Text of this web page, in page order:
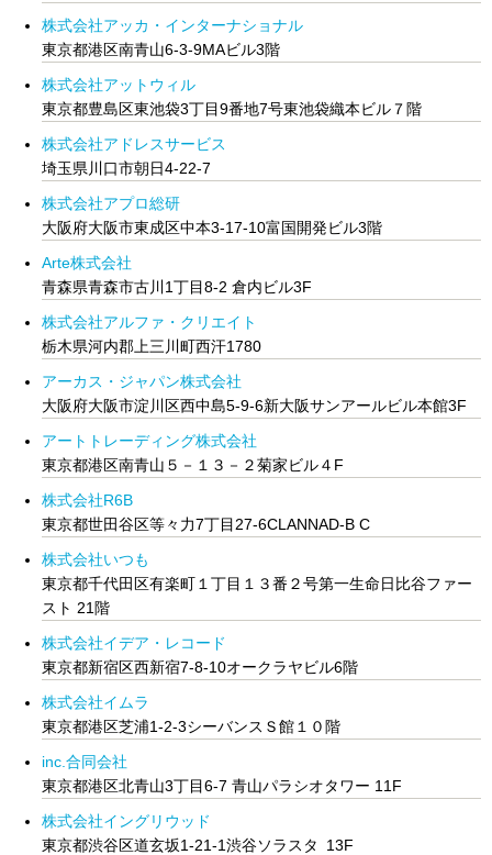
株式会社アッカ・インターナショナル
東京都港区南青山6‐3‐9MAビル3階
株式会社アットウィル
東京都豊島区東池袋3丁目9番地7号東池袋織本ビル７階
株式会社アドレスサービス
埼玉県川口市朝日4-22-7
株式会社アプロ総研
大阪府大阪市東成区中本3-17-10富国開発ビル3階
Arte株式会社
青森県青森市古川1丁目8-2 倉内ビル3F
株式会社アルファ・クリエイト
栃木県河内郡上三川町西汗1780
アーカス・ジャパン株式会社
大阪府大阪市淀川区西中島5-9-6新大阪サンアールビル本館3F
アートトレーディング株式会社
東京都港区南青山５－１３－２菊家ビル４F
株式会社R6B
東京都世田谷区等々力7丁目27-6CLANNAD-B C
株式会社いつも
東京都千代田区有楽町１丁目１３番２号第一生命日比谷ファー
スト 21階
株式会社イデア・レコード
東京都新宿区西新宿7-8-10オークラヤビル6階
株式会社イムラ
東京都港区芝浦1-2-3シーバンスＳ館１０階
inc.合同会社
東京都港区北青山3丁⽬6-7 ⻘⼭パラシオタワー 11F
株式会社イングリウッド
東京都渋谷区道玄坂1-21-1渋谷ソラスタ 13F